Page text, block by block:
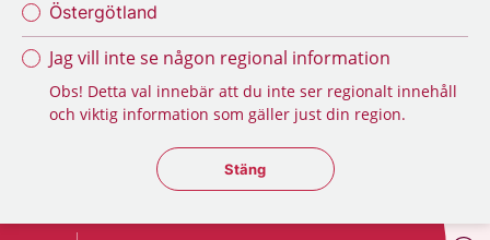
Östergötland
Jag vill inte se någon regional information
Obs! Detta val innebär att du inte ser regionalt innehåll
och viktig information som gäller just din region.
Stäng regionsväljaren
Stäng